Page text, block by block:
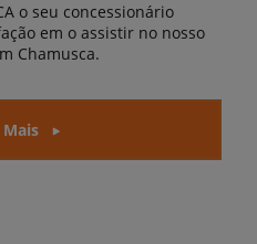
o seu concessionário
em o assistir no nosso
Chamusca.